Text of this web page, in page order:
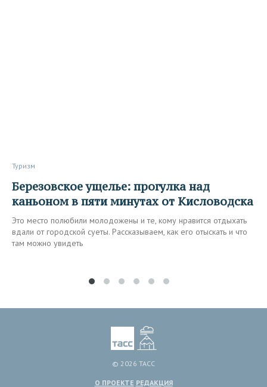
Туризм
Березовское ущелье: прогулка над
каньоном в пяти минутах от Кисловодска
Это место полюбили молодожены и те, кому нравится отдыхать
вдали от городской суеты. Рассказываем, как его отыскать и что
там можно увидеть
© 2026 ТАСС
О ПРОЕКТЕ РЕДАКЦИЯ